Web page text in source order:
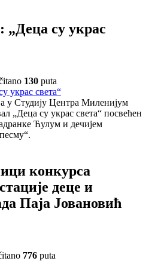
„Деца су украс
130 puta
у Студију Центра Миленијум
„Деца су украс света“ посвећен
Ћулум и дечијем
конкурса
деце и
Паја Јовановић
776 puta